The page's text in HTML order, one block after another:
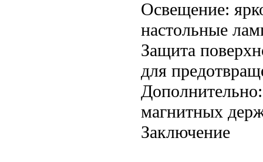
Освещение:
настольные
Защита
для
магнитных
Заключение